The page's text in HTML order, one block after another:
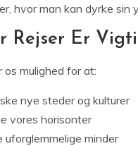
hvor man kan dyrke sin
Rejser Er
os mulighed for at:
nye steder og kulturer
vores horisonter
uforglemmelige minder